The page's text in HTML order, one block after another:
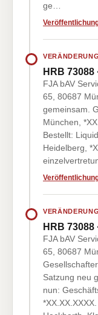
ge…
HRB
FJA bAV
65, 80687
gemeinsam.
München,
Bestellt:
Heidelberg,
HRB
FJA bAV
65, 80687
Satzung neu
nun: